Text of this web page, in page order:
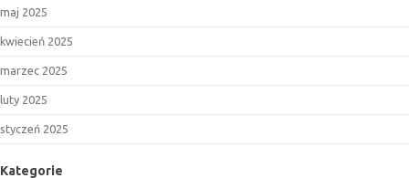
maj 2025
kwiecień 2025
marzec 2025
luty 2025
styczeń 2025
Kategorie